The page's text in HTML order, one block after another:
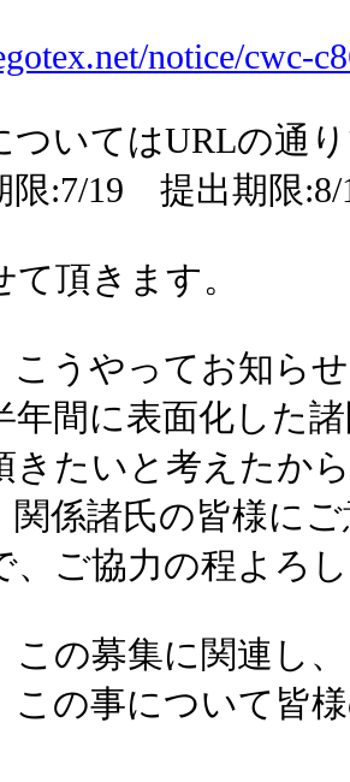
notice/cwc-
ついてはURLの通
限:7/19 提出期限:8/
て頂きます。
こうやってお知ら
年間に表面化した
きたいと考えたか
関係諸氏の皆様に
、ご協力の程よろ
この募集に関連し
この事について皆